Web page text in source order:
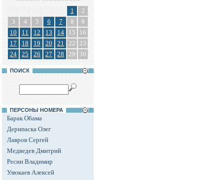
1
2
3
4 5 6 7 8
9
10
11 12 13 14 15
16
17
18 19 20 21 22 23
24
25 26 27 28 29 30
ПОИСК
ПЕРСОНЫ НОМЕРА
Барак Обама
Дерипаска Олег
Лавров Сергей
Медведев Дмитрий
Ресин Владимир
Улюкаев Алексей